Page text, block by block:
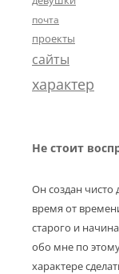
почта
проекты
сайты
характер
Не стоит
Он создан чисто
время от
старого и
обо мне по
характере